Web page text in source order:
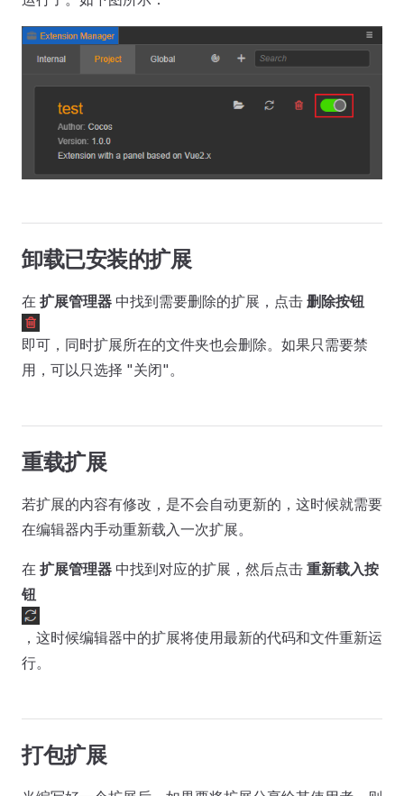
卸载已安装的扩展
在 扩展管理器 中找到需要删除的扩展，点击 删除按钮
即可，同时扩展所在的文件夹也会删除。如果只需要禁
用，可以只选择 "关闭"。
重载扩展
若扩展的内容有修改，是不会自动更新的，这时候就需要
在编辑器内手动重新载入一次扩展。
在 扩展管理器 中找到对应的扩展，然后点击 重新载入按
钮
，这时候编辑器中的扩展将使用最新的代码和文件重新运
行。
打包扩展